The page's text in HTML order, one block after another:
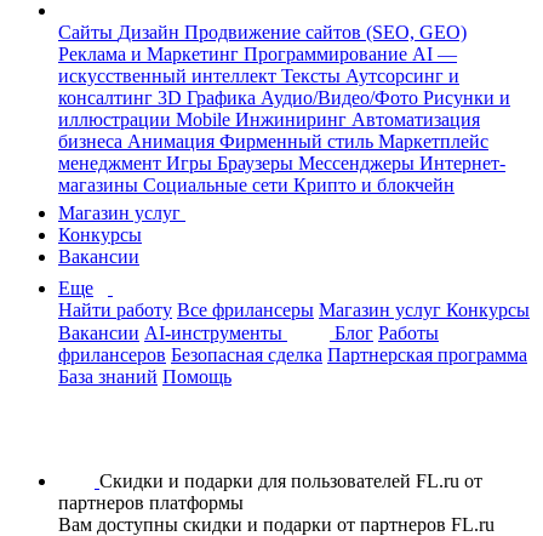
Сайты Дизайн Продвижение сайтов (SEO, GEO)
Реклама и Маркетинг Программирование AI —
искусственный интеллект Тексты Аутсорсинг и
консалтинг 3D Графика Аудио/Видео/Фото Рисунки и
иллюстрации Mobile Инжиниринг Автоматизация
бизнеса Анимация Фирменный стиль Маркетплейс
менеджмент Игры Браузеры Мессенджеры Интернет-
магазины Социальные сети Крипто и блокчейн
Магазин услуг
Конкурсы
Вакансии
Еще
Найти работу Все фрилансеры Магазин услуг Конкурсы
Вакансии AI-инструменты Блог Работы
фрилансеров Безопасная сделка Партнерская программа
База знаний Помощь
Скидки и подарки для пользователей FL.ru от
партнеров платформы
Вам доступны скидки и подарки от партнеров FL.ru